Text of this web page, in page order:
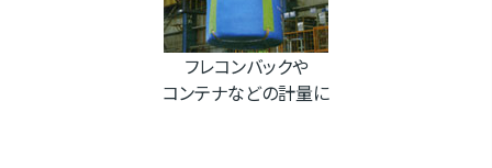
フレコンバックや
コンテナなどの計量に